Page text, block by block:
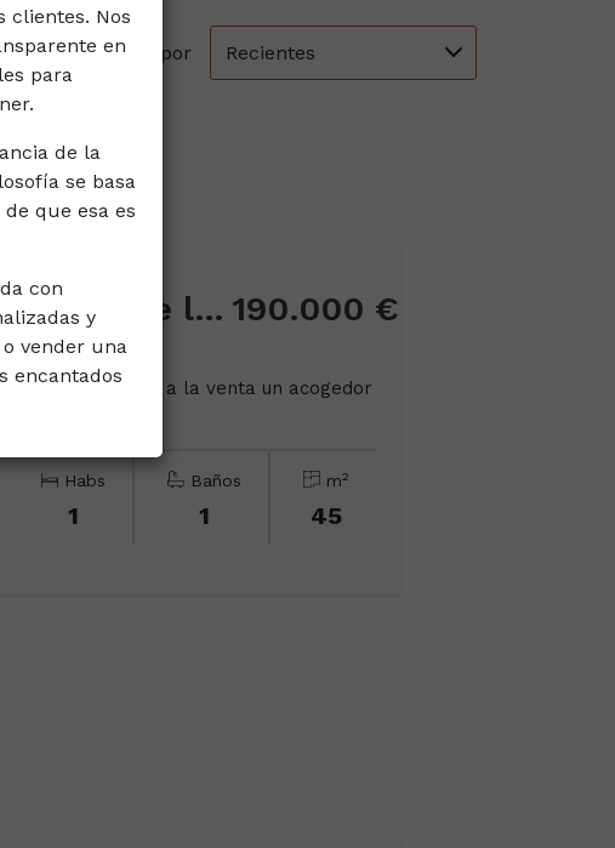
Ordenar por Recientes
Ático en Calle Enrique de las Marinas, 34 190.000 €
ofrece a la venta un acogedor
Habs
1
Baños
1
m2
45
clientes. Nos
en
para
de la
se basa
que esa es
con
y
vender una
encantados